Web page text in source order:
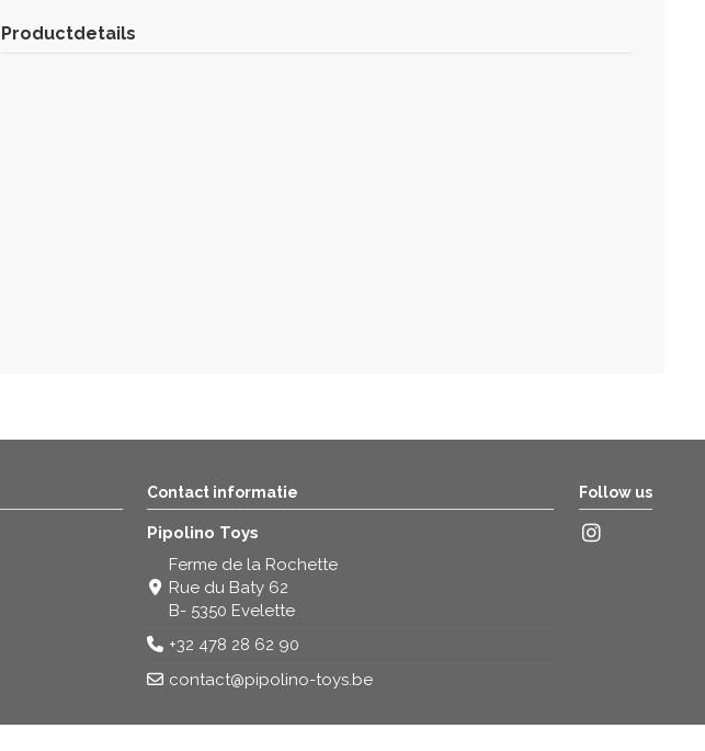
Productdetails
Contact informatie
Pipolino Toys
Ferme de la Rochette
Rue du Baty 62
B- 5350 Evelette
+32 478 28 62 90
contact@pipolino-toys.be
Follow us